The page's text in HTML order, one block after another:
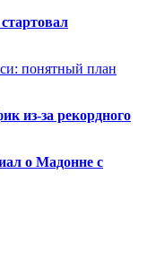
понятный план
из-за рекордного
о Мадонне с